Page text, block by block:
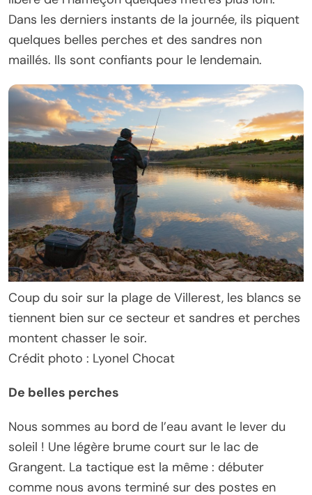
Dans les derniers instants de la journée, ils piquent
quelques belles perches et des sandres non
maillés. Ils sont confiants pour le lendemain.
Coup du soir sur la plage de Villerest, les blancs se
tiennent bien sur ce secteur et sandres et perches
montent chasser le soir.
Crédit photo : Lyonel Chocat
De belles perches
Nous sommes au bord de l’eau avant le lever du
soleil ! Une légère brume court sur le lac de
Grangent. La tactique est la même : débuter
comme nous avons terminé sur des postes en